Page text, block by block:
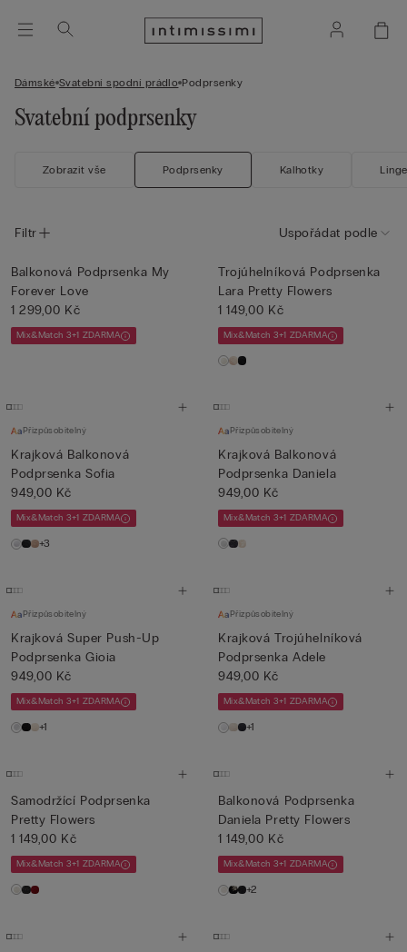
Dámské Svatební spodní prádlo Podprsenky
Svatební podprsenky
Zobrazit vše Podprsenky Kalhotky
Filtr Uspořádat podle
Balkonová Podprsenka My
Forever Love
1 299,00 Kč
Mix&Match 3+1 ZDARMA
Trojúhelníková Podprsenka
Lara Pretty Flowers
1 149,00 Kč
Mix&Match 3+1 ZDARMA
Přizpůsobitelný
Krajková Balkonová
Podprsenka Sofia
949,00 Kč
Mix&Match 3+1 ZDARMA
+3
Přizpůsobitelný
Krajková Balkonová
Podprsenka Daniela
949,00 Kč
Mix&Match 3+1 ZDARMA
Přizpůsobitelný
Krajková Super Push-Up
Podprsenka Gioia
949,00 Kč
Mix&Match 3+1 ZDARMA
+1
Přizpůsobitelný
Krajková Trojúhelníková
Podprsenka Adele
949,00 Kč
Mix&Match 3+1 ZDARMA
+1
Samodržící Podprsenka
Pretty Flowers
1 149,00 Kč
Mix&Match 3+1 ZDARMA
Balkonová Podprsenka
Daniela Pretty Flowers
1 149,00 Kč
Mix&Match 3+1 ZDARMA
+2